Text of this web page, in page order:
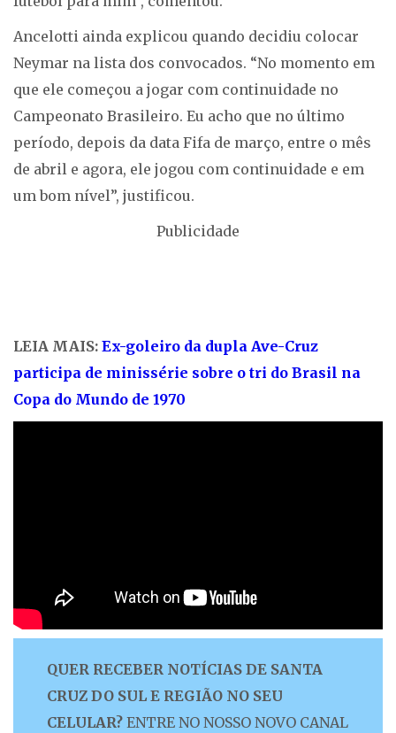
Ancelotti ainda explicou quando decidiu colocar
Neymar na lista dos convocados. “No momento em
que ele começou a jogar com continuidade no
Campeonato Brasileiro. Eu acho que no último
período, depois da data Fifa de março, entre o mês
de abril e agora, ele jogou com continuidade e em
um bom nível”, justificou.
Publicidade
LEIA MAIS: Ex-goleiro da dupla Ave-Cruz
participa de minissérie sobre o tri do Brasil na
Copa do Mundo de 1970
QUER RECEBER NOTÍCIAS DE SANTA
CRUZ DO SUL E REGIÃO NO SEU
CELULAR? ENTRE NO NOSSO NOVO CANAL